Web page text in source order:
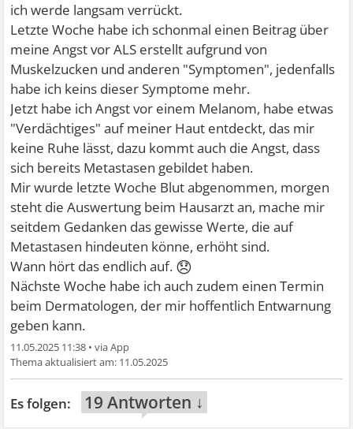
ich werde langsam verrückt.
Letzte Woche habe ich schonmal einen Beitrag über
meine Angst vor ALS erstellt aufgrund von
Muskelzucken und anderen "Symptomen", jedenfalls
habe ich keins dieser Symptome mehr.
Jetzt habe ich Angst vor einem Melanom, habe etwas
"Verdächtiges" auf meiner Haut entdeckt, das mir
keine Ruhe lässt, dazu kommt auch die Angst, dass
sich bereits Metastasen gebildet haben.
Mir wurde letzte Woche Blut abgenommen, morgen
steht die Auswertung beim Hausarzt an, mache mir
seitdem Gedanken das gewisse Werte, die auf
Metastasen hindeuten könne, erhöht sind.
Wann hört das endlich auf. 😞
Nächste Woche habe ich auch zudem einen Termin
beim Dermatologen, der mir hoffentlich Entwarnung
geben kann.
11.05.2025 11:38 •
11.05.2025
19 Antworten ↓